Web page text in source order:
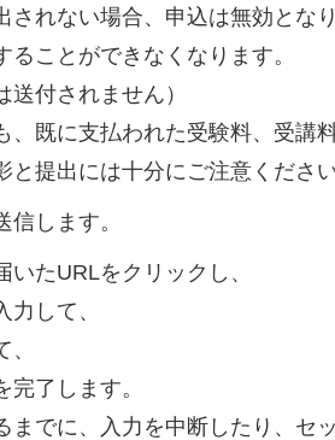
れない場合、申込は無効となり
ことができなくなります。
送付されません）
、既に支払われた受験料、受講
提出には十分にご注意ください
します。
たURLをクリックし、
して、
了します。
でに、入力を中断したり、セ